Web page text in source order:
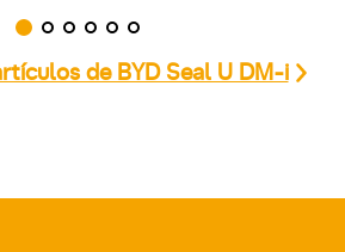
de BYD Seal U DM-i